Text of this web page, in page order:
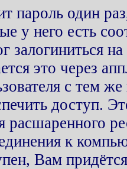
пароль один
у него есть
залогиниться
это через
с тем
доступ.
расшаренного
к
Вам